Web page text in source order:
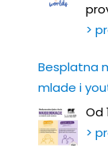
>
Besplatna
mlade i
Od
>